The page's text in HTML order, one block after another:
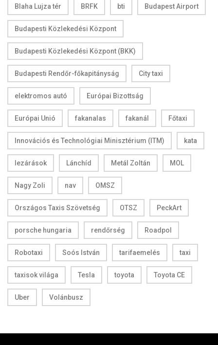
Blaha Lujza tér BRFK bti Budapest Airport
Budapesti Közlekedési Központ
Budapesti Közlekedési Központ (BKK)
Budapesti Rendőr-főkapitányság City taxi
elektromos autó Európai Bizottság
Európai Unió fakanalas fakanál Főtaxi
Innovációs és Technológiai Minisztérium (ITM) kata
lezárások Lánchíd Metál Zoltán MOL
Nagy Zoli nav OMSZ
Országos Taxis Szövetség OTSZ PeckArt
porsche hungaria rendőrség Roadpol
Robotaxi Soós István tarifaemelés taxi
taxisok világa Tesla toyota Toyota CE
Uber Volánbusz